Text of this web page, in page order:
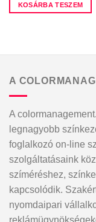
KOSÁRBA TESZEM
A
A
legnagyobb
foglalkozó on-line
szolgáltatásaink
szíméréshez,
kapcsolódik.
nyomdaipari